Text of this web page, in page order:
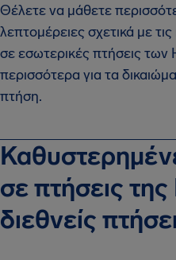
Θέλετε να μάθετε
λεπτομέρειες σχετικά με
σε εσωτερικές πτήσεις
περισσότερα για τα
πτήση.
σε πτήσεις
διεθνείς